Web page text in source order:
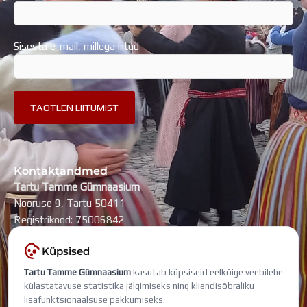
Sisesta e-mail, millega liitud
Kontaktandmed
Tartu Tamme Gümnaasium
Nooruse 9, Tartu 50411
Registrikood: 75006842
KONTAKTID
SearchSearch
Küpsised
Tartu Tamme Gümnaasium kasutab küpsiseid eelkõige veebilehe
külastatavuse statistika jälgimiseks ning kliendisõbraliku
lisafunktsionaalsuse pakkumiseks.